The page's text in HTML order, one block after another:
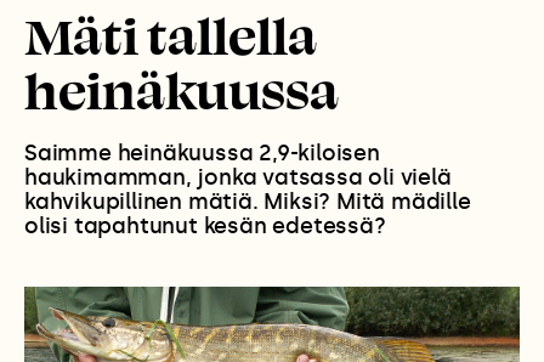
Mäti tallella
heinäkuussa
Saimme heinäkuussa 2,9-kiloisen
haukimamman, jonka vatsassa oli vielä
kahvikupillinen mätiä. Miksi? Mitä mädille
olisi tapahtunut kesän edetessä?